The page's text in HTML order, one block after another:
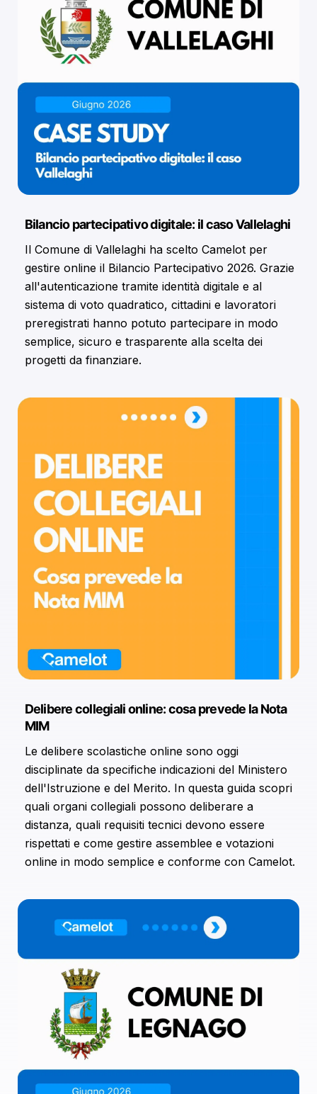
Bilancio partecipativo digitale: il caso Vallelaghi
Il Comune di Vallelaghi ha scelto Camelot per
gestire online il Bilancio Partecipativo 2026. Grazie
all'autenticazione tramite identità digitale e al
sistema di voto quadratico, cittadini e lavoratori
preregistrati hanno potuto partecipare in modo
semplice, sicuro e trasparente alla scelta dei
progetti da finanziare.
Delibere collegiali online: cosa prevede la Nota
MIM
Le delibere scolastiche online sono oggi
disciplinate da specifiche indicazioni del Ministero
dell'Istruzione e del Merito. In questa guida scopri
quali organi collegiali possono deliberare a
distanza, quali requisiti tecnici devono essere
rispettati e come gestire assemblee e votazioni
online in modo semplice e conforme con Camelot.